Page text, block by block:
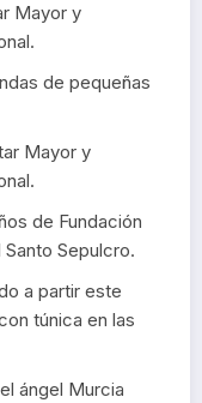
Mayor y
de pequeñas
Mayor y
de Fundación
Sepulcro.
a partir este
túnica en las
ángel Murcia